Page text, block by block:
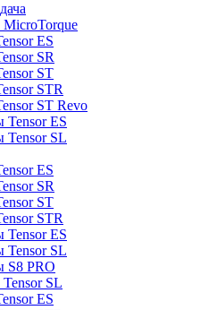
MicroTorque
ES
SR
ST
STR
ST Revo
Tensor ES
Tensor SL
ES
SR
ST
STR
Tensor ES
Tensor SL
S8 PRO
SL
ES